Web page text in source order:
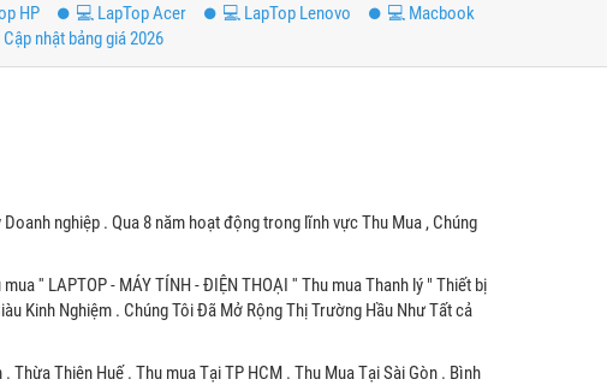
HP 💻 LapTop Acer 💻 LapTop Lenovo
💻 Macbook
nhật bảng giá 2026
nghiệp . Qua 8 năm hoạt động trong lĩnh vực Thu Mua , Chúng
'' LAPTOP - MÁY TÍNH - ĐIỆN THOẠI '' Thu mua Thanh lý " Thiết bị
Kinh Nghiệm . Chúng Tôi Đã Mở Rộng Thị Trường Hầu Như Tất cả
Thiên Huế . Thu mua Tại TP HCM . Thu Mua Tại Sài Gòn . Bình